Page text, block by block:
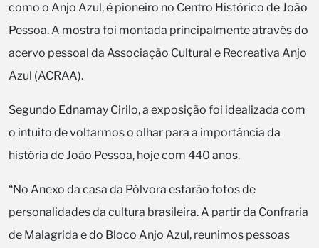
como o Anjo Azul, é pioneiro no Centro Histórico de João
Pessoa. A mostra foi montada principalmente através do
acervo pessoal da Associação Cultural e Recreativa Anjo
Azul (ACRAA).
Segundo Ednamay Cirilo, a exposição foi idealizada com
o intuito de voltarmos o olhar para a importância da
história de João Pessoa, hoje com 440 anos.
“No Anexo da casa da Pólvora estarão fotos de
personalidades da cultura brasileira. A partir da Confraria
de Malagrida e do Bloco Anjo Azul, reunimos pessoas